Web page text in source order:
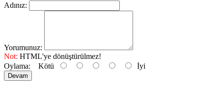
Adınız:
Yorumunuz:
Not: HTML'ye dönüştürülmez!
Oylama: Kötü İyi
Devam